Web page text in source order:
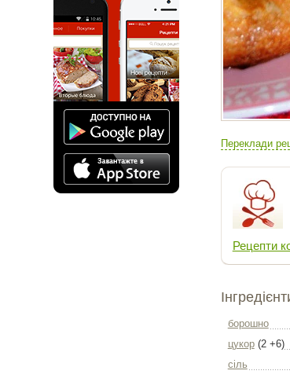
Переклади
Рецепти
борошно
цукор(2 +6)
сіль